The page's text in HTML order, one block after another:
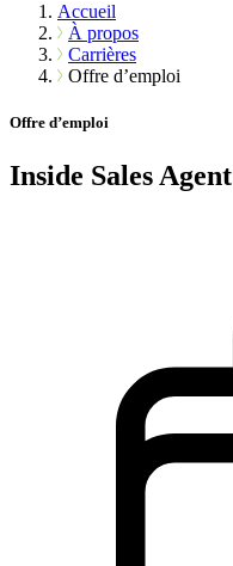
Accueil
À propos
Carrières
Offre d’emploi
Offre d’emploi
Inside Sales Agent